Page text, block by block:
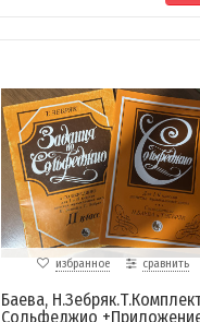
избранное сравнить
Баева,
Сольфеджио